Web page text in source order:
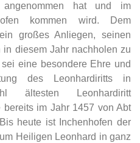
angenommen hat und im
kommen wird. Dem
großes Anliegen, seinen
in diesem Jahr nachholen zu
eine besondere Ehre und
des Leonhardiritts in
ältesten Leonhardiritt
im Jahr 1457 von Abt
heute ist Inchenhofen der
Heiligen Leonhard in ganz